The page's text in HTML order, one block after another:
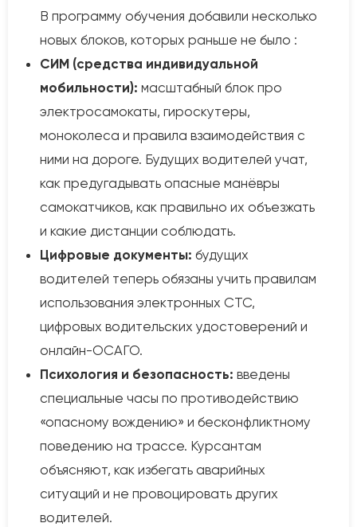
В программу обучения добавили несколько
новых блоков, которых раньше не было :
СИМ (средства индивидуальной
мобильности): масштабный блок про
электросамокаты, гироскутеры,
моноколеса и правила взаимодействия с
ними на дороге. Будущих водителей учат,
как предугадывать опасные манёвры
самокатчиков, как правильно их объезжать
и какие дистанции соблюдать.
Цифровые документы: будущих
водителей теперь обязаны учить правилам
использования электронных СТС,
цифровых водительских удостоверений и
онлайн-ОСАГО.
Психология и безопасность: введены
специальные часы по противодействию
«опасному вождению» и бесконфликтному
поведению на трассе. Курсантам
объясняют, как избегать аварийных
ситуаций и не провоцировать других
водителей.